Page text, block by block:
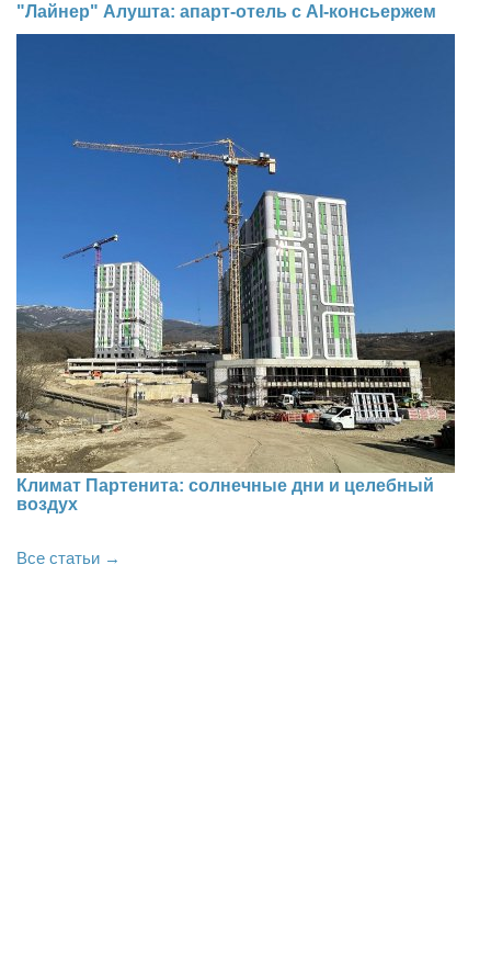
"Лайнер" Алушта: апарт-отель с AI-консьержем
Климат Партенита: солнечные дни и целебный
воздух
Все статьи →